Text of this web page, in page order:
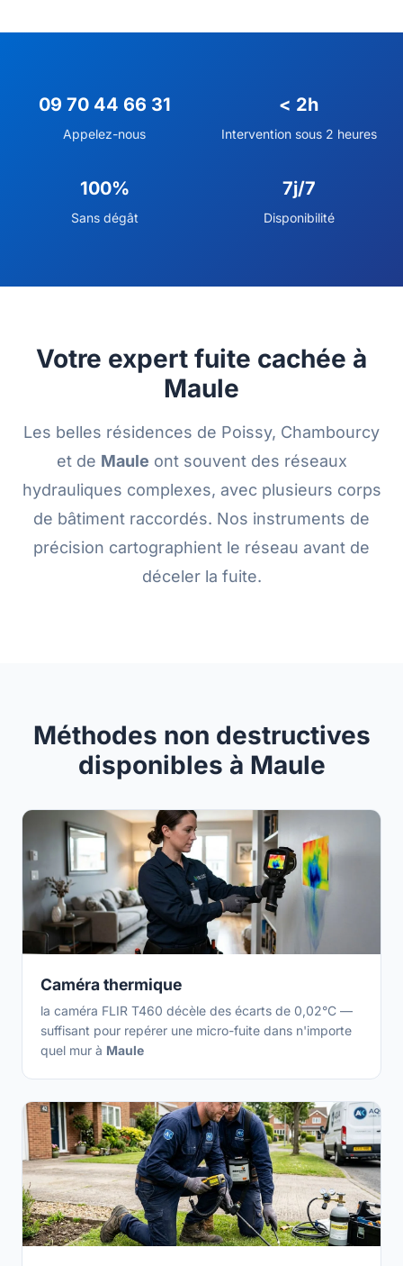
09 70 44 66 31
Appelez-nous
< 2h
Intervention sous 2 heures
100%
Sans dégât
7j/7
Disponibilité
Votre expert fuite cachée à
Maule
Les belles résidences de Poissy, Chambourcy
et de Maule ont souvent des réseaux
hydrauliques complexes, avec plusieurs corps
de bâtiment raccordés. Nos instruments de
précision cartographient le réseau avant de
déceler la fuite.
Méthodes non destructives
disponibles à Maule
Caméra thermique
la caméra FLIR T460 décèle des écarts de 0,02°C —
suffisant pour repérer une micro-fuite dans n'importe
quel mur à Maule